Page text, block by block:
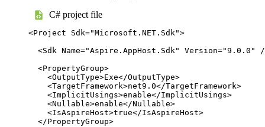
C# project file
<Project Sdk="Microsoft.NET.Sdk">
<Sdk Name="Aspire.AppHost.Sdk" Version="9.0.0 "
/
<PropertyGroup>
<OutputType>Exe</OutputType>
<TargetFramework>net9.0</TargetFramework>
<ImplicitUsings>enable</ImplicitUsings>
<Nullable>enable</Nullable>
<IsAspireHost>true</IsAspireHost>
</PropertyGroup>